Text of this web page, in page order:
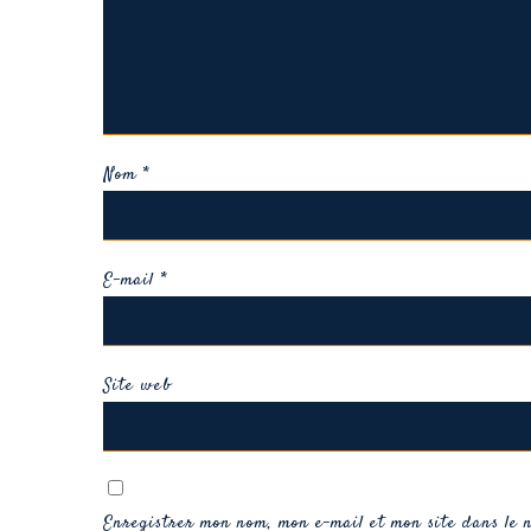
Nom *
E-mail *
Site web
Enregistrer mon nom, mon e-mail et mon site dans le